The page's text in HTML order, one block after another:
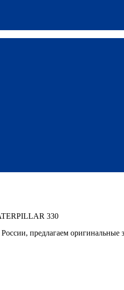
330
предлагаем оригинальные